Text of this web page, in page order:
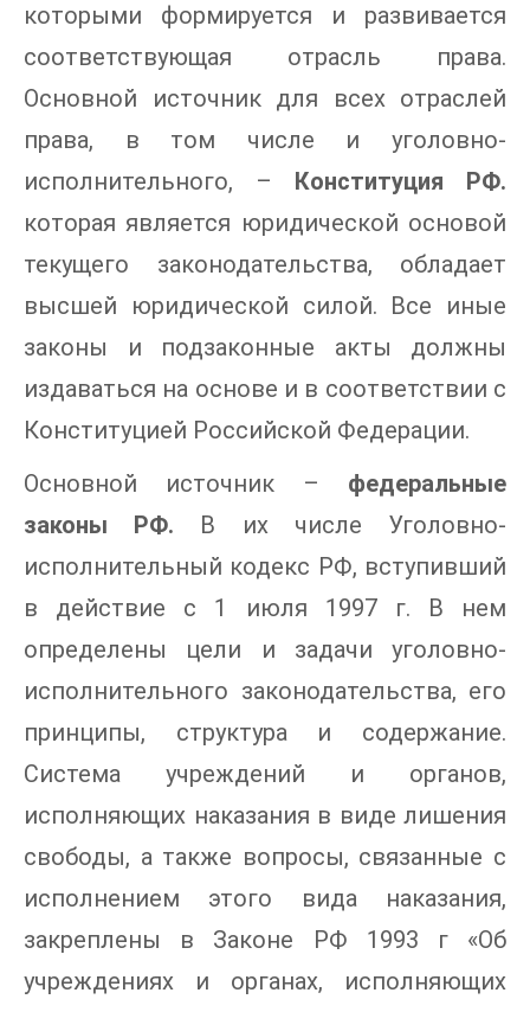
которыми формируется и развивается
соответствующая отрасль права.
Основной источник для всех отраслей
права, в том числе и уголовно-
исполнительного, –
Конституция РФ.
которая является юридической основой
текущего законодательства, обладает
высшей юридической силой. Все иные
законы и подзаконные акты должны
издаваться на основе и в соответствии с
Конституцией Российской Федерации.
Основной источник – федеральные
законы РФ. В их числе Уголовно-
исполнительный кодекс РФ, вступивший
в действие с 1 июля 1997 г. В нем
определены цели и задачи уголовно-
исполнительного законодательства, его
принципы, структура и содержание.
Система учреждений и органов,
исполняющих наказания в виде лишения
свободы, а также вопросы, связанные с
исполнением этого вида наказания,
закреплены в Законе РФ 1993 г «Об
учреждениях и органах, исполняющих